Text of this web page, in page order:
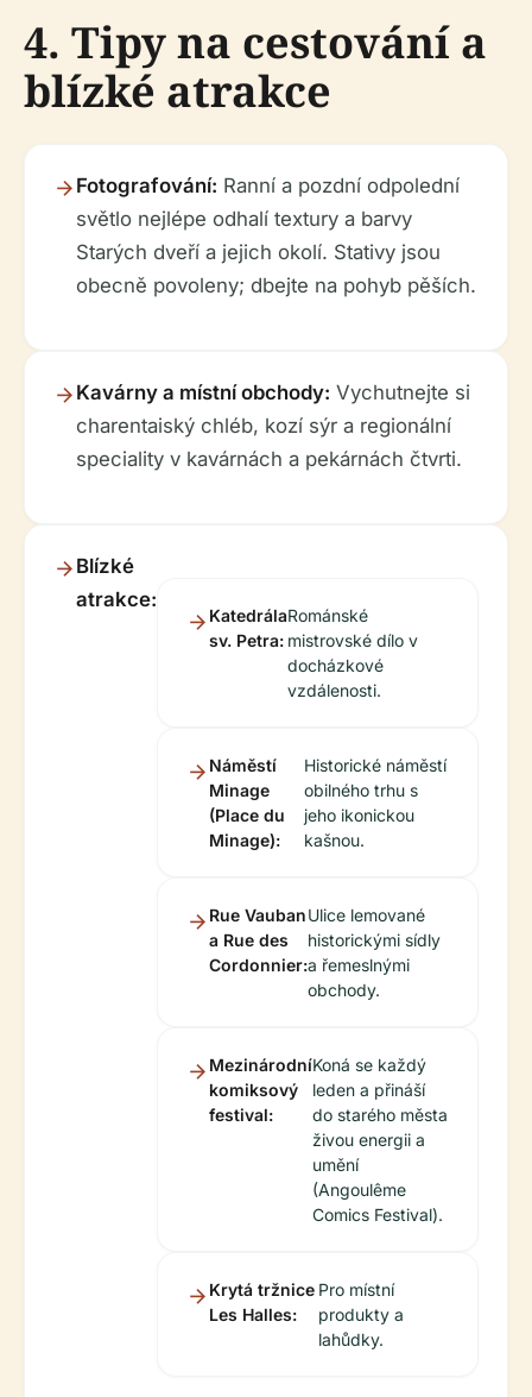
4. Tipy na cestování a
blízké atrakce
Fotografování: Ranní a pozdní odpolední
světlo nejlépe odhalí textury a barvy
Starých dveří a jejich okolí. Stativy jsou
obecně povoleny; dbejte na pohyb pěších.
Kavárny a místní obchody: Vychutnejte si
charentaiský chléb, kozí sýr a regionální
speciality v kavárnách a pekárnách čtvrti.
Blízké
atrakce:
Katedrála
sv. Petra:
Románské
mistrovské dílo v
docházkové
vzdálenosti.
Náměstí
Minage
(Place du
Minage):
Historické náměstí
obilného trhu s
jeho ikonickou
kašnou.
Rue Vauban
a Rue des
Cordonnier:
Ulice lemované
historickými sídly
a řemeslnými
obchody.
Mezinárodní
komiksový
festival:
Koná se každý
leden a přináší
do starého města
živou energii a
umění
(Angoulême
Comics Festival).
Krytá tržnice
Les Halles:
Pro místní
produkty a
lahůdky.